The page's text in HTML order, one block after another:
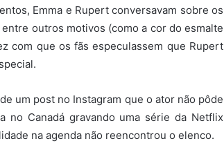
Emma e Rupert conversavam sobre os
outros motivos (como a cor do esmalte
com que os fãs especulassem que Rupert
um post no Instagram que o ator não pôde
no Canadá gravando uma série da Netflix
na agenda não reencontrou o elenco.